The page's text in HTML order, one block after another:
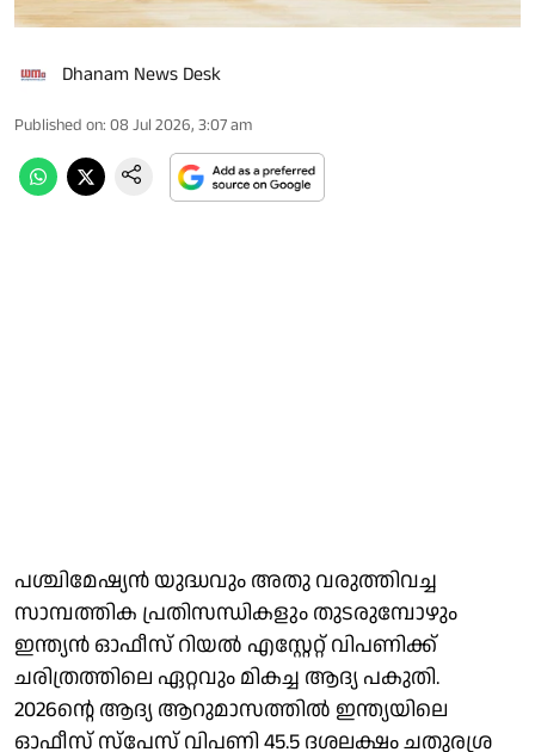
Dhanam News Desk
Published on: 08 Jul 2026, 3:07 am
പശ്ചിമേഷ്യന്‍ യുദ്ധവും അതു വരുത്തിവച്ച
സാമ്പത്തിക പ്രതിസന്ധികളും തുടരുമ്പോഴും
ഇന്ത്യന്‍ ഓഫീസ് റിയല്‍ എസ്റ്റേറ്റ് വിപണിക്ക്
ചരിത്രത്തിലെ ഏറ്റവും മികച്ച ആദ്യ പകുതി.
2026ന്റെ ആദ്യ ആറുമാസത്തില്‍ ഇന്ത്യയിലെ
ഓഫീസ് സ്‌പേസ് വിപണി 45.5 ദശലക്ഷം ചതുരശ്ര